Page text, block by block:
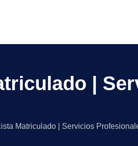
|
Matriculado | Servicios